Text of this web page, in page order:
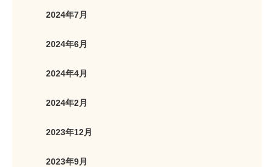
2024年7月
2024年6月
2024年4月
2024年2月
2023年12月
2023年9月